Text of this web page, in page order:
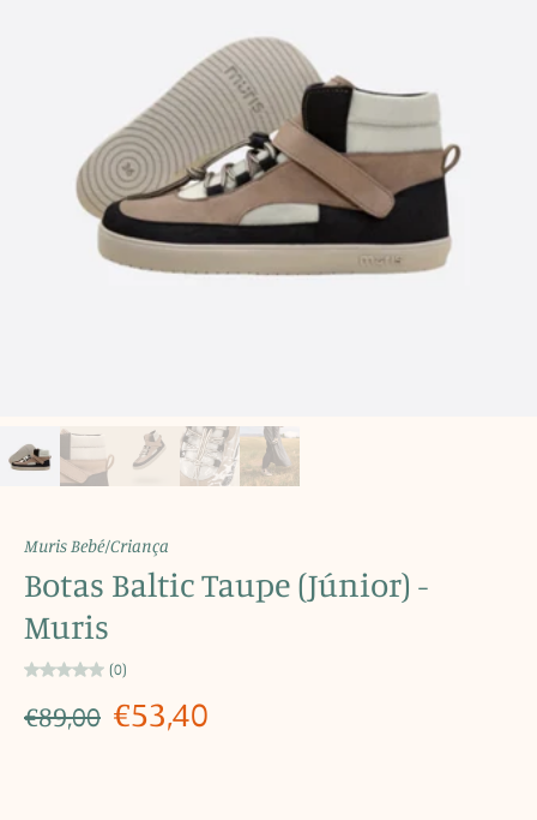
Muris Bebé/Criança
Botas Baltic Taupe (Júnior) -
Muris
(0)
€89,00 €53,40